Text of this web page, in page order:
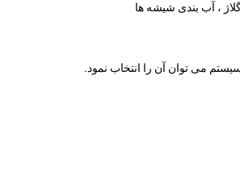
، آب بندی شیشه ها
می توان آن را انتخاب نمود.